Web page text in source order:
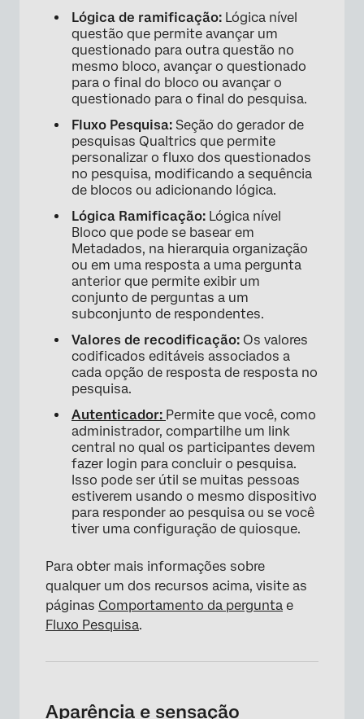
×
Lógica de ramificação: Lógica nível
questão que permite avançar um
questionado para outra questão no
mesmo bloco, avançar o questionado
para o final do bloco ou avançar o
questionado para o final do pesquisa.
Fluxo Pesquisa: Seção do gerador de
pesquisas Qualtrics que permite
personalizar o fluxo dos questionados
no pesquisa, modificando a sequência
de blocos ou adicionando lógica.
Lógica Ramificação: Lógica nível
Bloco que pode se basear em
Metadados, na hierarquia organização
ou em uma resposta a uma pergunta
anterior que permite exibir um
conjunto de perguntas a um
subconjunto de respondentes.
Valores de recodificação: Os valores
codificados editáveis associados a
cada opção de resposta de resposta no
pesquisa.
Autenticador: Permite que você, como
administrador, compartilhe um link
central no qual os participantes devem
fazer login para concluir o pesquisa.
Isso pode ser útil se muitas pessoas
estiverem usando o mesmo dispositivo
para responder ao pesquisa ou se você
tiver uma configuração de quiosque.
Para obter mais informações sobre
qualquer um dos recursos acima, visite as
páginas Comportamento da pergunta e
Fluxo Pesquisa.
Aparência e sensação